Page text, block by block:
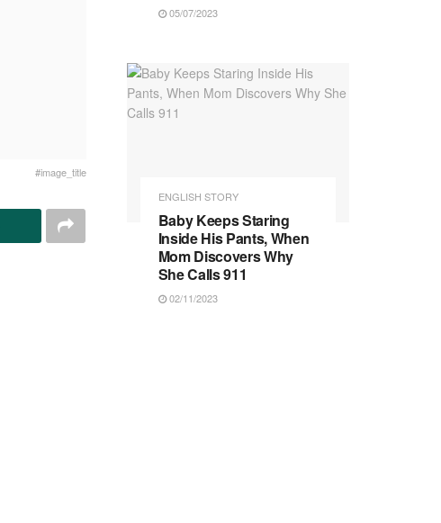
#image_title
05/07/2023
ENGLISH STORY
Baby Keeps Staring
Inside His Pants, When
Mom Discovers Why
She Calls 911
02/11/2023